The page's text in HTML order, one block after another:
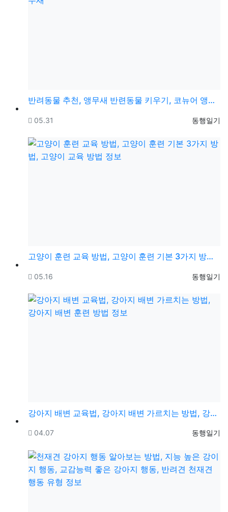
반려동물 추천, 앵무새 반련동물 키우기, 코뉴어 앵무새
등록자
동행일기
등록일
05.31
고양이 훈련 교육 방법, 고양이 훈련 기본 3가지 방법…
등록자
동행일기
등록일
05.16
강아지 배변 교육법, 강아지 배변 가르치는 방법, 강아…
등록자
동행일기
등록일
04.07